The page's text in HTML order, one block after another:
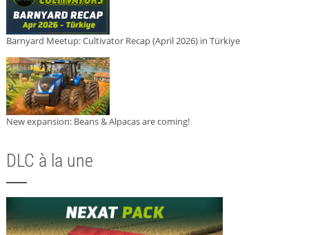
Barnyard Meetup: Cultivator Recap (April 2026) in Türkiye
New expansion: Beans & Alpacas are coming!
DLC à la une